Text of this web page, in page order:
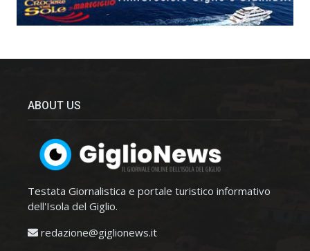
ABOUT US
Testata Giornalistica e portale turistico informativo
dell'Isola del Giglio.
redazione@giglionews.it